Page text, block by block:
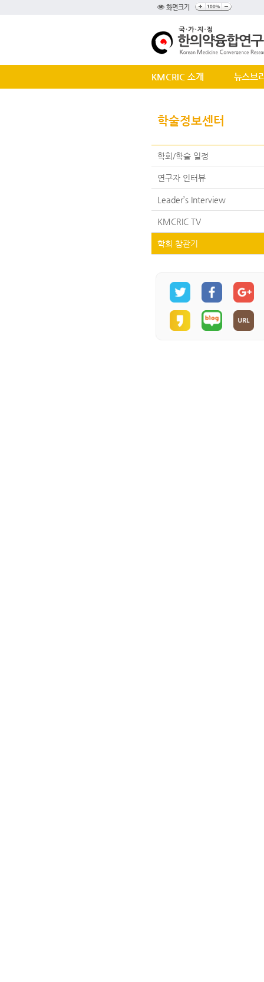
화면크기
KMCRIC 소개 뉴스브
학술정보센터
학회/학술 일정
연구자 인터뷰
Leader’s Interview
KMCRIC TV
학회 참관기